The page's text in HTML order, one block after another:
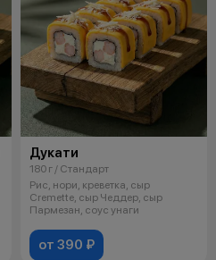
Дукати
180 г / Стандарт
Рис, нори, креветка, сыр
Cremette, сыр Чеддер, сыр
Пармезан, соус унаги
от 390 ₽